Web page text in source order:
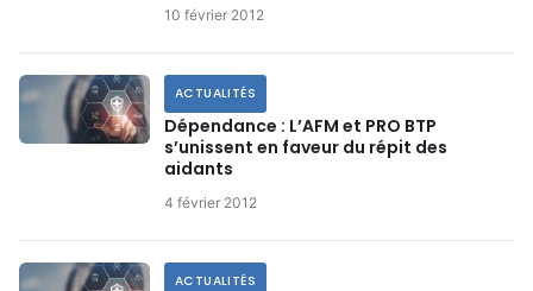
10 février 2012
ACTUALITÉS
Dépendance : L’AFM et PRO BTP
s’unissent en faveur du répit des
aidants
4 février 2012
ACTUALITÉS